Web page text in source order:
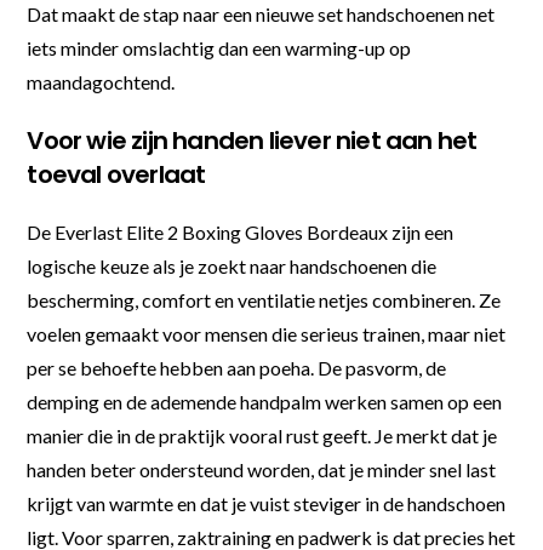
Dat maakt de stap naar een nieuwe set handschoenen net
iets minder omslachtig dan een warming-up op
maandagochtend.
Voor wie zijn handen liever niet aan het
toeval overlaat
De Everlast Elite 2 Boxing Gloves Bordeaux zijn een
logische keuze als je zoekt naar handschoenen die
bescherming, comfort en ventilatie netjes combineren. Ze
voelen gemaakt voor mensen die serieus trainen, maar niet
per se behoefte hebben aan poeha. De pasvorm, de
demping en de ademende handpalm werken samen op een
manier die in de praktijk vooral rust geeft. Je merkt dat je
handen beter ondersteund worden, dat je minder snel last
krijgt van warmte en dat je vuist steviger in de handschoen
ligt. Voor sparren, zaktraining en padwerk is dat precies het